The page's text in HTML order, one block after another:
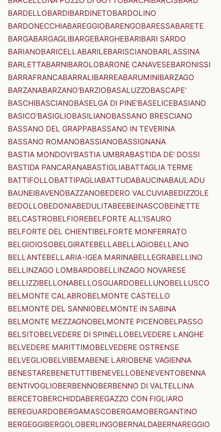
BARDELLOBARDIBARDINETOBARDOLINO
BARDONECCHIABAREGGIOBARENGOBARESSABARETE
BARGABARGAGLIBARGEBARGHEBARIBARI SARDO
BARIANOBARICELLABARILEBARISCIANOBARLASSINA
BARLETTABARNIBAROLOBARONE CANAVESEBARONISSI
BARRAFRANCABARRALIBARREABARUMINIBARZAGO
BARZANABARZANO'BARZIOBASALUZZOBASCAPE'
BASCHIBASCIANOBASELGA DI PINE'BASELICEBASIANO
BASICO'BASIGLIOBASILIANOBASSANO BRESCIANO
BASSANO DEL GRAPPABASSANO IN TEVERINA
BASSANO ROMANOBASSIANOBASSIGNANA
BASTIA MONDOVI'BASTIA UMBRABASTIDA DE' DOSSI
BASTIDA PANCARANABASTIGLIABATTAGLIA TERME
BATTIFOLLOBATTIPAGLIABATTUDABAUCINABAULADU
BAUNEIBAVENOBAZZANOBEDERO VALCUVIABEDIZZOLE
BEDOLLOBEDONIABEDULITABEEBEINASCOBEINETTE
BELCASTROBELFIOREBELFORTE ALL'ISAURO
BELFORTE DEL CHIENTIBELFORTE MONFERRATO
BELGIOIOSOBELGIRATEBELLABELLAGIOBELLANO
BELLANTEBELLARIA-IGEA MARINABELLEGRABELLINO
BELLINZAGO LOMBARDOBELLINZAGO NOVARESE
BELLIZZIBELLONABELLOSGUARDOBELLUNOBELLUSCO
BELMONTE CALABROBELMONTE CASTELLO
BELMONTE DEL SANNIOBELMONTE IN SABINA
BELMONTE MEZZAGNOBELMONTE PICENOBELPASSO
BELSITOBELVEDERE DI SPINELLOBELVEDERE LANGHE
BELVEDERE MARITTIMOBELVEDERE OSTRENSE
BELVEGLIOBELVIBEMABENE LARIOBENE VAGIENNA
BENESTAREBENETUTTIBENEVELLOBENEVENTOBENNA
BENTIVOGLIOBERBENNOBERBENNO DI VALTELLINA
BERCETOBERCHIDDABEREGAZZO CON FIGLIARO
BEREGUARDOBERGAMASCOBERGAMOBERGANTINO
BERGEGGIBERGOLOBERLINGOBERNALDABERNAREGGIO